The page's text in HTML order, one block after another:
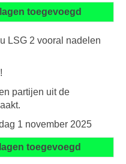
toegevoegd
LSG 2 vooral nadelen
partijen uit de
1 november 2025
toegevoegd